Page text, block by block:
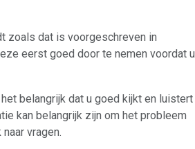
zoals dat is voorgeschreven in
eerst goed door te nemen voordat u
belangrijk dat u goed kijkt en luistert
kan belangrijk zijn om het probleem
vragen.